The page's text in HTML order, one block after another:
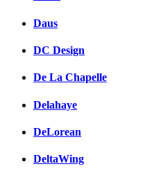
Daus
DC Design
De La Chapelle
Delahaye
DeLorean
DeltaWing